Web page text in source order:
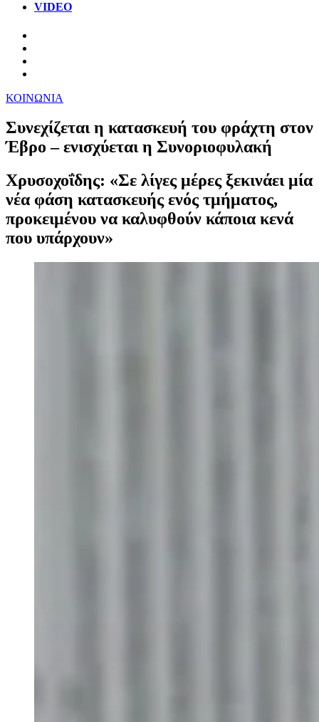
VIDEO
ΚΟΙΝΩΝΙΑ
Συνεχίζεται η κατασκευή του φράχτη στον
Έβρο – ενισχύεται η Συνοριοφυλακή
Χρυσοχοΐδης: «Σε λίγες μέρες ξεκινάει μία
νέα φάση κατασκευής ενός τμήματος,
προκειμένου να καλυφθούν κάποια κενά
που υπάρχουν»